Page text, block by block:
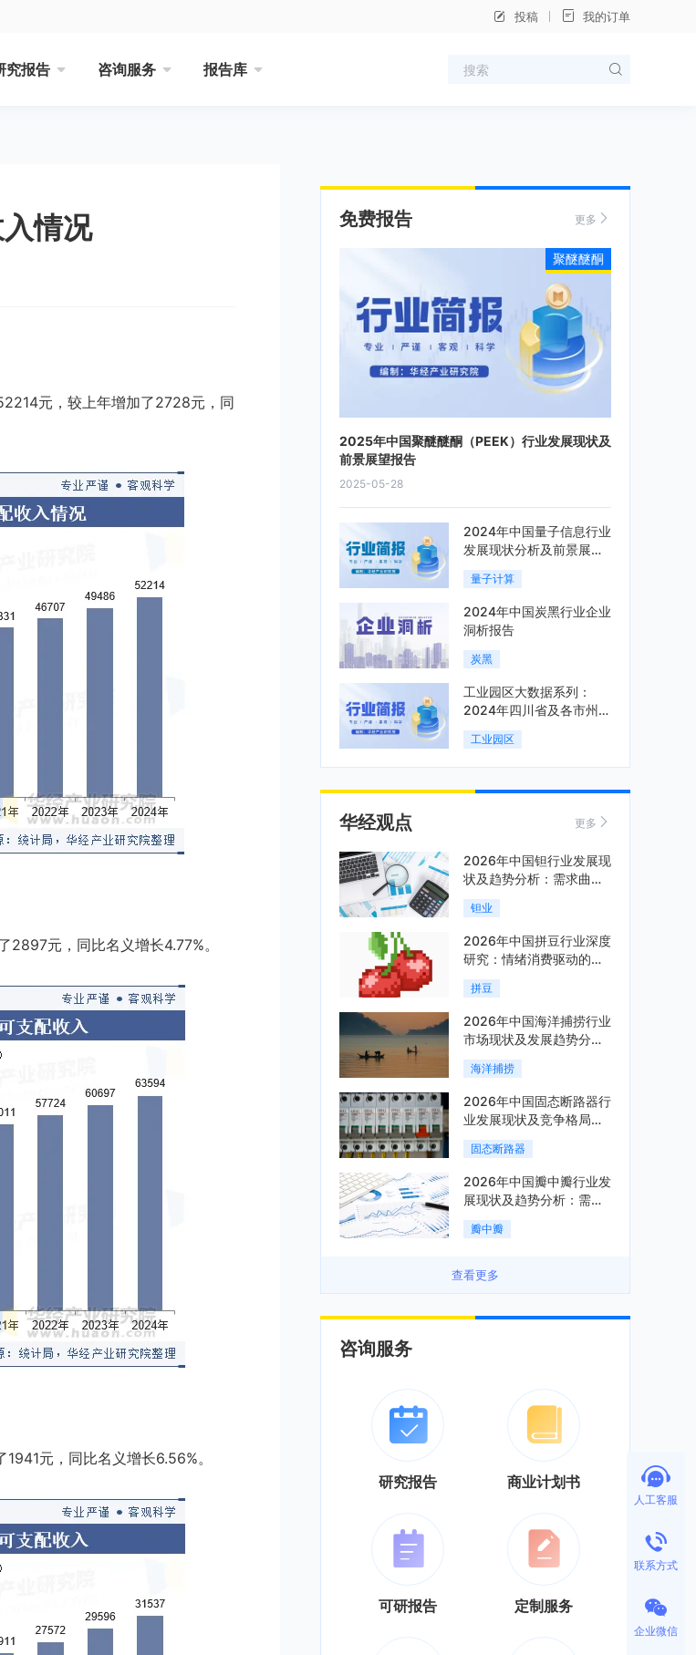
投稿 我的订单
究报告 咨询服务 报告库
情况
元，较上年增加了2728元，同
元，同比名义增长4.77%。
元，同比名义增长6.56%。
免费报告 更多
2025年中国聚醚醚酮（PEEK）行业发展现状及
前景展望报告
2025-05-28
聚醚醚酮
2024年中国量子信息行业
发展现状分析及前景展望
报告
量子计算
2024年中国炭黑行业企业
洞析报告
炭黑
工业园区大数据系列：
2024年四川省及各市州工
业园区全景洞析报告
工业园区
华经观点 更多
2026年中国钽行业发展现
状及趋势分析：需求曲线
陡峭与供给曲线平缓的博
弈加剧「图」
钽业
2026年中国拼豆行业深度
研究：情绪消费驱动的新
兴手工赛道「图」
拼豆
2026年中国海洋捕捞行业
市场现状及发展趋势分
析：科技赋能与智能化转
型加速「图」
海洋捕捞
2026年中国固态断路器行
业发展现状及竞争格局分
析：国际巨头领跑技术，
国内企业加速追赶「图」
固态断路器
2026年中国瓣中瓣行业发
展现状及趋势分析：需求
可持续释放，市场发展前
景良好「图」
瓣中瓣
查看更多
咨询服务
研究报告 商业计划书
可研报告 定制服务
人工客服
联系方式
企业微信